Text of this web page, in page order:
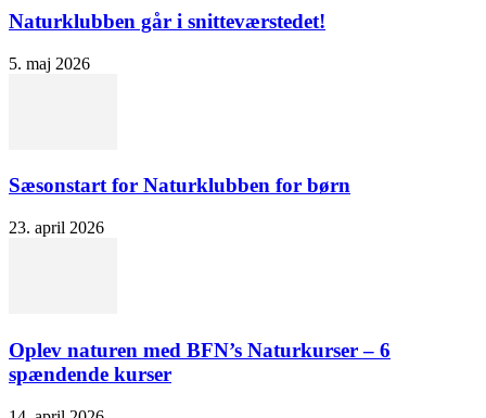
Naturklubben går i snitteværstedet!
5. maj 2026
Sæsonstart for Naturklubben for børn
23. april 2026
Oplev naturen med BFN’s Naturkurser – 6
spændende kurser